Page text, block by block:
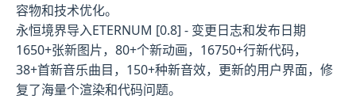
容物和技术优化。
永恒境界导入ETERNUM [0.8] - 变更日志和发布日期
1650+张新图片，80+个新动画，16750+行新代码，
38+首新音乐曲目，150+种新音效，更新的用户界面，修
复了海量个渲染和代码问题。